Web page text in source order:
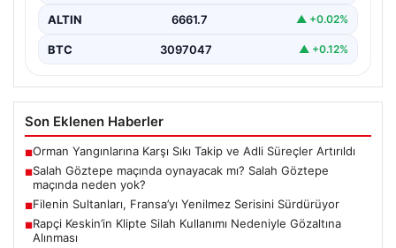
ALTIN 6661.7 ▲ +0.02%
BTC 3097047 ▲ +0.12%
Son Eklenen Haberler
■Orman Yangınlarına Karşı Sıkı Takip ve Adli Süreçler Artırıldı
■Salah Göztepe maçında oynayacak mı? Salah Göztepe
maçında neden yok?
■Filenin Sultanları, Fransa’yı Yenilmez Serisini Sürdürüyor
■Rapçi Keskin’in Klipte Silah Kullanımı Nedeniyle Gözaltına
Alınması